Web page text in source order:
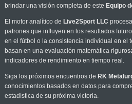
brindar una visión completa de este Equipo
El motor analítico de Live2Sport LLC
patrones que influyen en los resultados
en el fútbol o la consistencia individual en el
basan en una evaluación matemática
indicadores de rendimiento en tiempo real.
Siga los próximos encuentros de RK
conocimientos basados en datos para
estadística de su próxima victoria.